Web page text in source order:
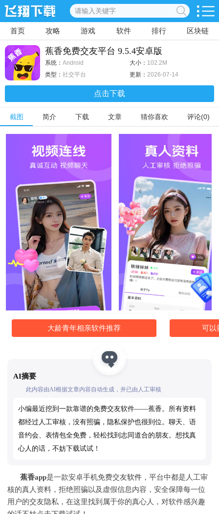
首页 攻略 游戏 软件 排行 区块链
蕉香免费交友平台 9.5.4安卓版
系统： Android 大小： 102.2M
类型： 社交平台 更新： 2026-07-14
点击下载
截图 简介 下载 文章 猜你喜欢 评论(0)
大龄青年相亲软件推荐 可以
AI摘要
此内容由AI根据文章内容自动生成，并已由人工审核
小编最近挖到一款靠谱的免费交友软件——蕉香。所有资料
都经过人工审核，没有照骗，隐私保护也很到位。聊天、语
音约会、表情包全免费，轻松找到志同道合的朋友。想找真
心人的话，不妨下载试试！
蕉香app是一款安卓手机免费交友软件 ，平台中都是人工审
核的真人资料，拒绝照骗以及虚假信息内容，安全保障每一位
用户的交友隐私，在这里找到属于你的真心人，对软件感兴趣